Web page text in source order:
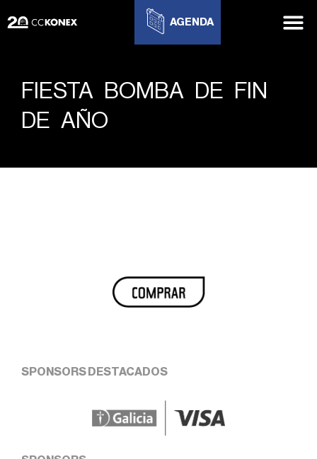
AGENDA
FIESTA BOMBA DE FIN
DE AÑO
SPONSORS DESTACADOS